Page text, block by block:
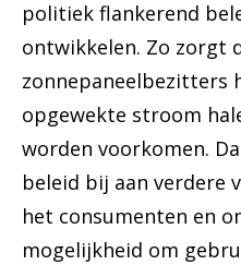
politiek flankerend
ontwikkelen. Zo zorgt
zonnepaneelbezitters
opgewekte stroom
worden voorkomen.
beleid bij aan verdere
het consumenten en
mogelijkheid om